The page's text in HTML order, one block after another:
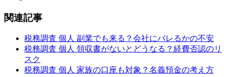
関連記事
税務調査 個人 副業でも来る？会社にバレるかの不安
税務調査 個人 領収書がないとどうなる？経費否認のリ
スク
税務調査 個人 家族の口座も対象？名義預金の考え方